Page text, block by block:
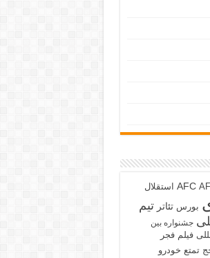
AFC استقلال
بورس تئاتر تیم
جشنواره بین
فیلم فجر
تمتع خودرو